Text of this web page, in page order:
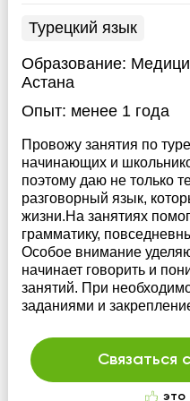
Турецкий язык
Образование:
Астана
Опыт: менее 1 года
Провожу занятия по
начинающих и
поэтому даю не только
разговорный язык,
жизни.На занятиях
грамматику,
Особое внимание
начинает говорить и
занятий. При
заданиями и
Связаться
это